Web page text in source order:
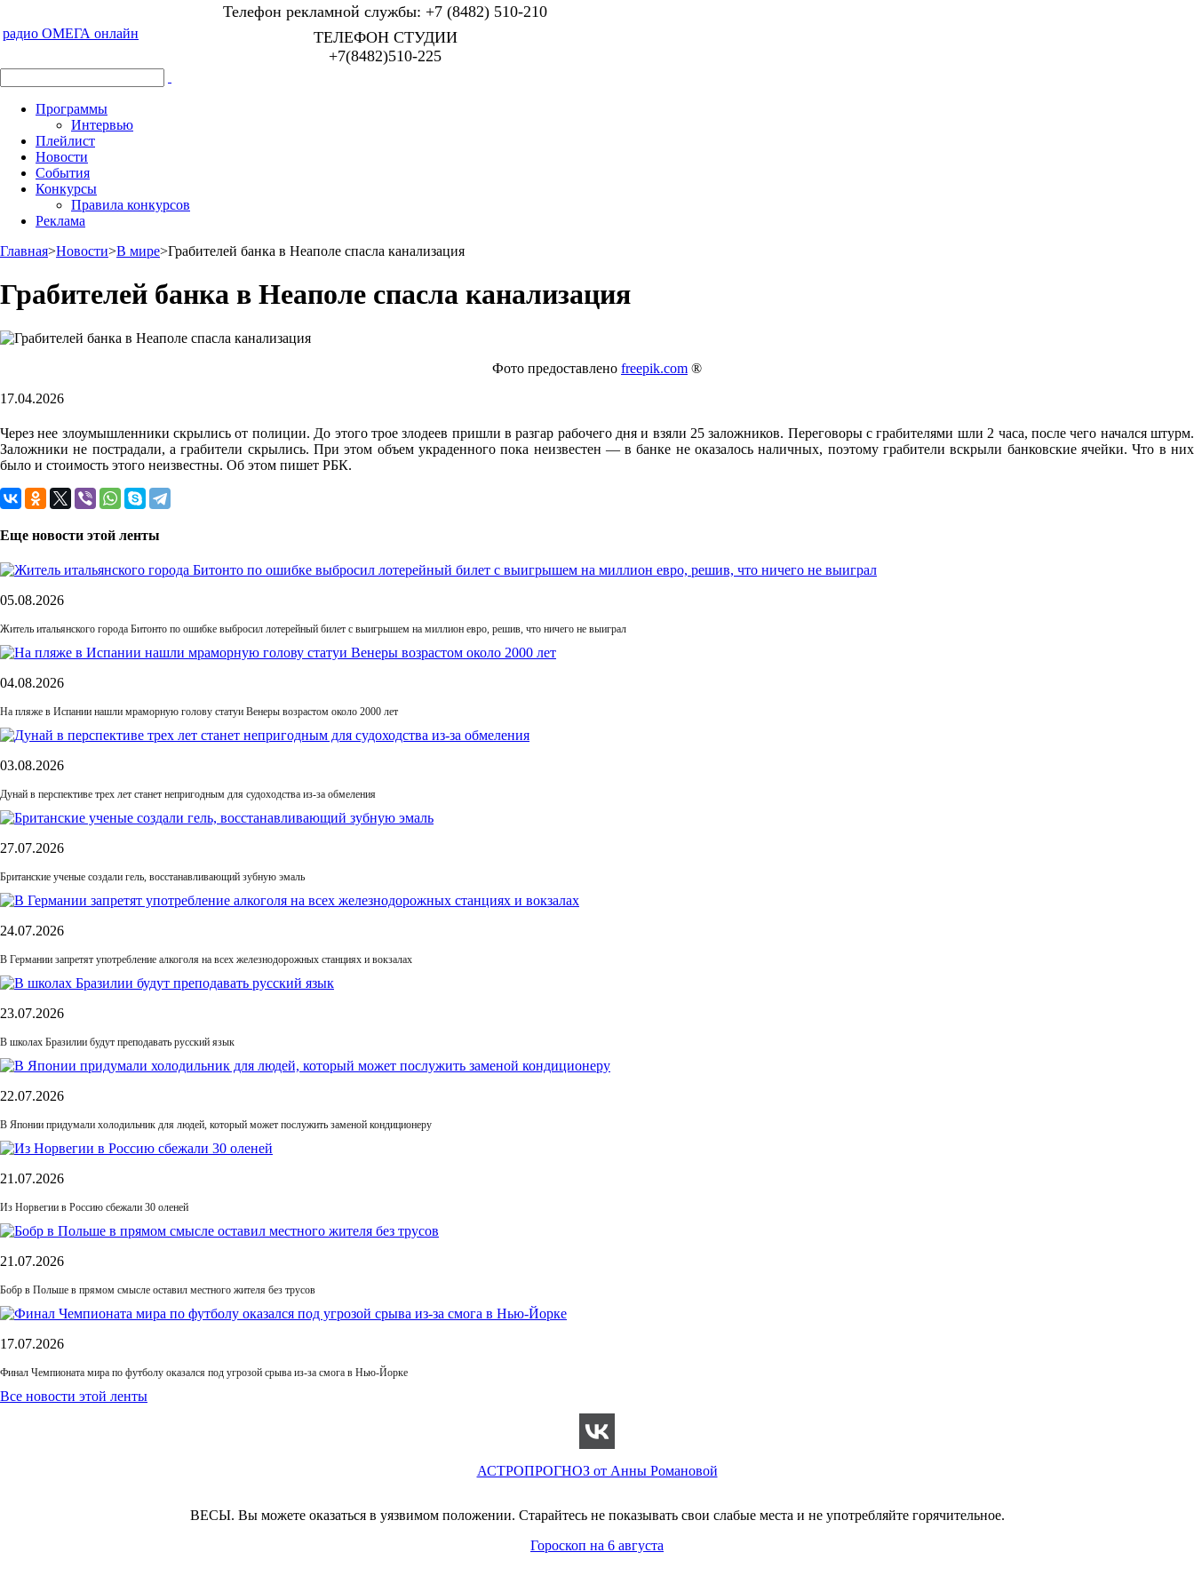
радио ОМЕГА онлайн
Телефон рекламной службы: +7 (8482) 510-210
ТЕЛЕФОН СТУДИИ
+7(8482)510-225
Программы
Интервью
Плейлист
Новости
События
Конкурсы
Правила конкурсов
Реклама
Главная>Новости>В мире>Грабителей банка в Неаполе спасла канализация
Грабителей банка в Неаполе спасла канализация
Фото предоставлено freepik.com ®
17.04.2026
Через нее злоумышленники скрылись от полиции. До этого трое злодеев пришли в разгар рабочего дня и взяли 25 заложников. Переговоры с грабителями шли 2 часа, после чего начался штурм.
Заложники не пострадали, а грабители скрылись. При этом объем украденного пока неизвестен — в банке не оказалось наличных, поэтому грабители вскрыли банковские ячейки. Что в них
было и стоимость этого неизвестны. Об этом пишет РБК.
Еще новости этой ленты
05.08.2026
Житель итальянского города Битонто по ошибке выбросил лотерейный билет с выигрышем на миллион евро, решив, что ничего не выиграл
04.08.2026
На пляже в Испании нашли мраморную голову статуи Венеры возрастом около 2000 лет
03.08.2026
Дунай в перспективе трех лет станет непригодным для судоходства из-за обмеления
27.07.2026
Британские ученые создали гель, восстанавливающий зубную эмаль
24.07.2026
В Германии запретят употребление алкоголя на всех железнодорожных станциях и вокзалах
23.07.2026
В школах Бразилии будут преподавать русский язык
22.07.2026
В Японии придумали холодильник для людей, который может послужить заменой кондиционеру
21.07.2026
Из Норвегии в Россию сбежали 30 оленей
21.07.2026
Бобр в Польше в прямом смысле оставил местного жителя без трусов
17.07.2026
Финал Чемпионата мира по футболу оказался под угрозой срыва из-за смога в Нью-Йорке
Все новости этой ленты
АСТРОПРОГНОЗ от Анны Романовой
ВЕСЫ. Вы можете оказаться в уязвимом положении. Старайтесь не показывать свои слабые места и не употребляйте горячительное.
Гороскоп на 6 августа